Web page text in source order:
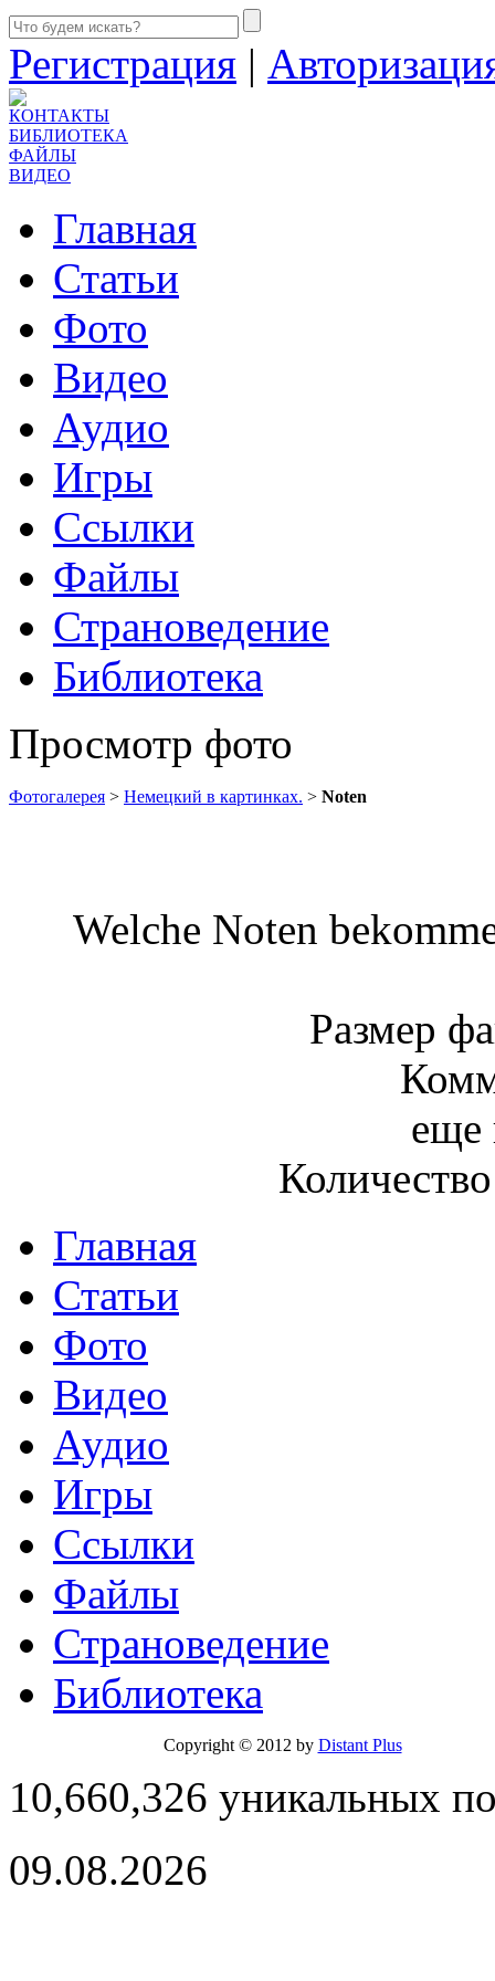
Регистрация |
КОНТАКТЫ
БИБЛИОТЕКА
ФАЙЛЫ
ВИДЕО
Главная
Статьи
Фото
Видео
Аудио
Игры
Ссылки
Файлы
Страноведение
Библиотека
Просмотр фото
Фотогалерея > Немецкий в картинках. > Noten
Welche Noten
Размер
еще
Главная
Статьи
Фото
Видео
Аудио
Игры
Ссылки
Файлы
Страноведение
Библиотека
Copyright © 2012 by Distant Plus
10,660,326 уникальных
09.08.2026